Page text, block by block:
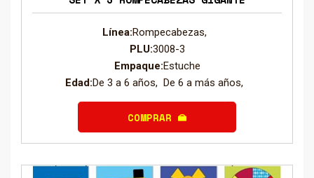
Línea:Rompecabezas,
PLU:3008-3
Empaque:Estuche
Edad:De 3 a 6 años, De 6 a más años,
COMPRAR